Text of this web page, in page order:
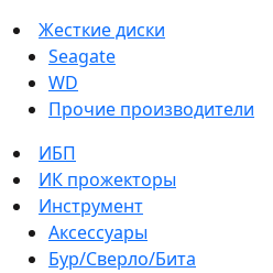
Жесткие диски
Seagate
WD
Прочие производители
ИБП
ИК прожекторы
Инструмент
Аксессуары
Бур/Сверло/Бита